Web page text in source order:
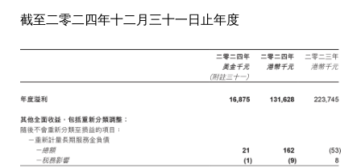
截至二零二四年十二月三十一日止年度